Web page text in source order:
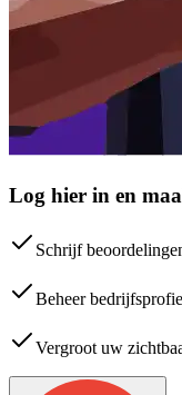
Log hier in en
Schrijf
Beheer
Vergroot uw